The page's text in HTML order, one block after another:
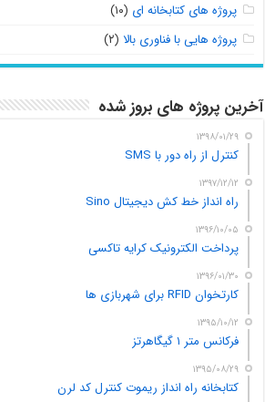
پروژه های کتابخانه ای (۱۰)
پروژه هایی با فناوری بالا (۲)
آخرین پروژه های بروز شده
۱۳۹۸/۰۱/۲۹
کنترل از راه دور با SMS
۱۳۹۷/۱۲/۱۲
راه انداز خط کش دیجیتال Sino
۱۳۹۶/۱۰/۰۵
پرداخت الکترونیک کرایه تاکسی
۱۳۹۶/۰۱/۳۰
کارتخوان RFID برای شهربازی ها
۱۳۹۵/۱۰/۱۲
فرکانس متر ۱ گیگاهرتز
۱۳۹۵/۰۸/۲۹
کتابخانه راه انداز ریموت کنترل کد لرن